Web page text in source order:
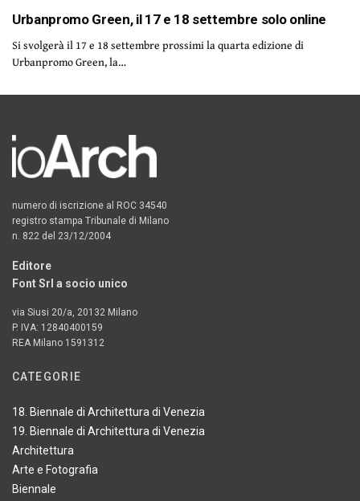
Urbanpromo Green, il 17 e 18 settembre solo online
Si svolgerà il 17 e 18 settembre prossimi la quarta edizione di
Urbanpromo Green, la…
numero di iscrizione al ROC 34540
registro stampa Tribunale di Milano
n. 822 del 23/12/2004
Editore
Font Srl a socio unico
via Siusi 20/a, 20132 Milano
P. IVA: 12840400159
REA Milano 1591312
CATEGORIE
18. Biennale di Architettura di Venezia
19. Biennale di Architettura di Venezia
Architettura
Arte e Fotografia
Biennale